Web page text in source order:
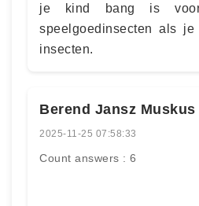
je kind bang is
speelgoedinsecten als
insecten.
Berend Jansz
2025-11-25 07:58:33
Count answers : 6